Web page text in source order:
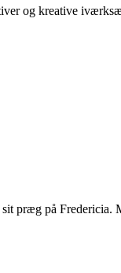
og kreative
præg på Fredericia.